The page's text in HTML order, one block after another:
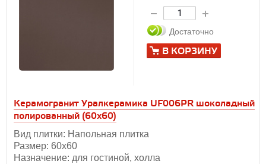
Керамогранит Уралкерамика UF006PR шоколадный
полированный (60х60)
Вид плитки: Напольная плитка
Размер: 60х60
Назначение: для гостиной, холла
Достаточно
В КОРЗИНУ